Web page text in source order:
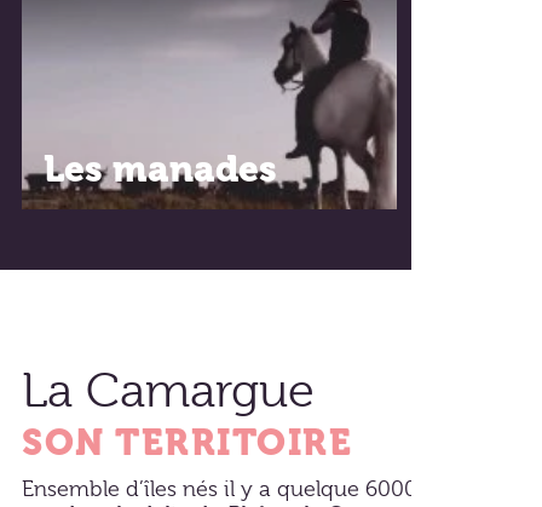
Les manades
La Camargue
SON TERRITOIRE
Ensemble d’îles nés il y a quelque 6000